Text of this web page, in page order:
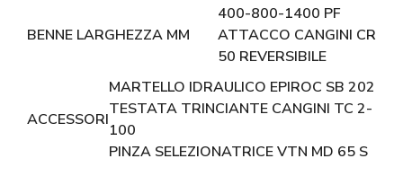
BENNE LARGHEZZA MM
400-800-1400 PF
ATTACCO CANGINI CR
50 REVERSIBILE
ACCESSORI
MARTELLO IDRAULICO EPIROC SB 202
TESTATA TRINCIANTE CANGINI TC 2-
100
PINZA SELEZIONATRICE VTN MD 65 S